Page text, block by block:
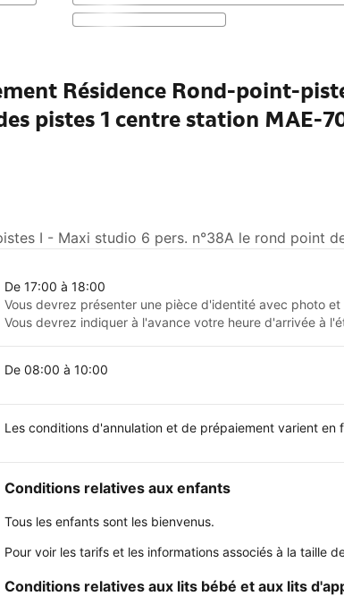
Résidence Rond-point-
pistes 1 centre station MAE-
I - Maxi studio 6 pers. n°38A le rond point
De 17:00 à 18:00
Vous devrez présenter une pièce d'identité avec photo
Vous devrez indiquer à l'avance votre heure d'arrivée à
De 08:00 à 10:00
Les conditions d'annulation et de prépaiement varient
Conditions relatives aux enfants
Tous les enfants sont les bienvenus.
Pour voir les tarifs et les informations associés à la taille
Conditions relatives aux lits bébé et aux lits